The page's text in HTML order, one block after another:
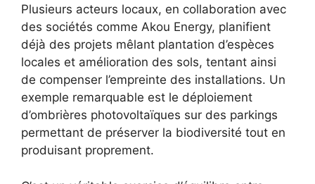
Plusieurs acteurs locaux, en collaboration avec
des sociétés comme Akou Energy, planifient
déjà des projets mêlant plantation d’espèces
locales et amélioration des sols, tentant ainsi
de compenser l’empreinte des installations. Un
exemple remarquable est le déploiement
d’ombrières photovoltaïques sur des parkings
permettant de préserver la biodiversité tout en
produisant proprement.